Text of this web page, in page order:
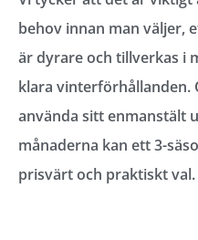
behov innan man väljer,
är dyrare och tillverkas i
klara vinterförhållanden.
använda sitt enmanstält
månaderna kan ett 3-
prisvärt och praktiskt val.